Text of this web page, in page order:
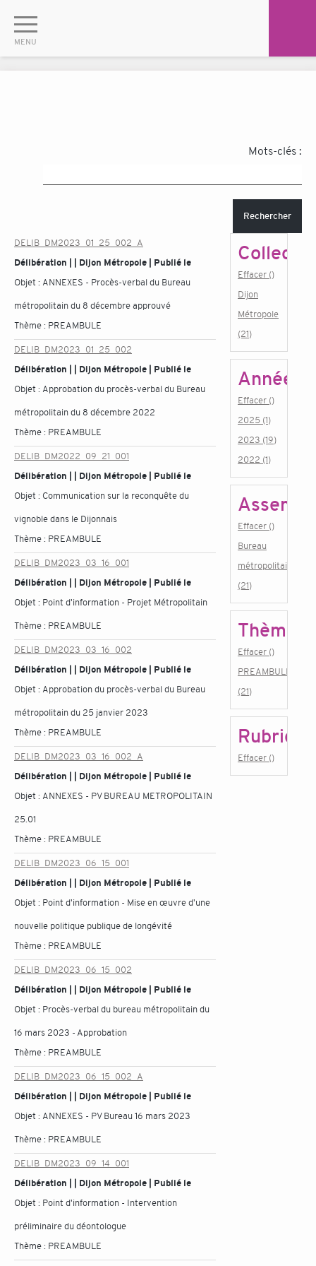
Mots-clés :
Rechercher
DELIB_DM2023_01_25_002_A
Délibération | | Dijon Métropole | Publié le
Objet : ANNEXES - Procès-verbal du Bureau
métropolitain du 8 décembre approuvé
Thème : PREAMBULE
DELIB_DM2023_01_25_002
Délibération | | Dijon Métropole | Publié le
Objet : Approbation du procès-verbal du Bureau
métropolitain du 8 décembre 2022
Thème : PREAMBULE
DELIB_DM2022_09_21_001
Délibération | | Dijon Métropole | Publié le
Objet : Communication sur la reconquête du
vignoble dans le Dijonnais
Thème : PREAMBULE
DELIB_DM2023_03_16_001
Délibération | | Dijon Métropole | Publié le
Objet : Point d'information - Projet Métropolitain
Thème : PREAMBULE
DELIB_DM2023_03_16_002
Délibération | | Dijon Métropole | Publié le
Objet : Approbation du procès-verbal du Bureau
métropolitain du 25 janvier 2023
Thème : PREAMBULE
DELIB_DM2023_03_16_002_A
Délibération | | Dijon Métropole | Publié le
Objet : ANNEXES - PV BUREAU METROPOLITAIN
25.01
Thème : PREAMBULE
DELIB_DM2023_06_15_001
Délibération | | Dijon Métropole | Publié le
Objet : Point d'information - Mise en œuvre d'une
nouvelle politique publique de longévité
Thème : PREAMBULE
DELIB_DM2023_06_15_002
Délibération | | Dijon Métropole | Publié le
Objet : Procès-verbal du bureau métropolitain du
16 mars 2023 - Approbation
Thème : PREAMBULE
DELIB_DM2023_06_15_002_A
Délibération | | Dijon Métropole | Publié le
Objet : ANNEXES - PV Bureau 16 mars 2023
Thème : PREAMBULE
DELIB_DM2023_09_14_001
Délibération | | Dijon Métropole | Publié le
Objet : Point d'information - Intervention
préliminaire du déontologue
Thème : PREAMBULE
Effacer ()
Dijon
Métropole
(21)
Année
Effacer ()
2025 (1)
2023 (19)
2022 (1)
Effacer ()
Bureau
métropolitain
(21)
Thème
Effacer ()
PREAMBULE
(21)
Rubrique
Effacer ()